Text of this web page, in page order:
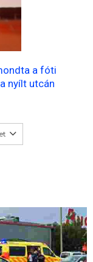
a fóti
nyílt utcán